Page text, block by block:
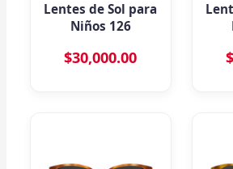
Lentes de Sol para
Niños 126
$30,000.00 $